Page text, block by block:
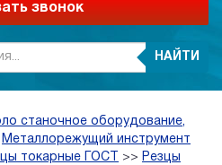
звонок
НАЙТИ
станочное оборудование,
Металлорежущий инструмент
токарные ГОСТ >> Резцы